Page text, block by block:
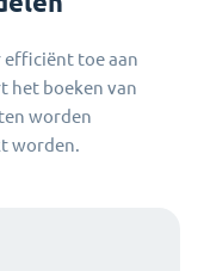
efficiënt toe aan
het boeken van
worden
worden.